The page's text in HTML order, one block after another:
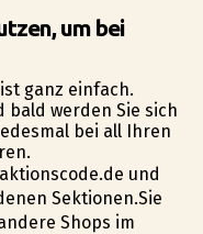
um bei
ganz einfach.
bald werden Sie sich
bei all Ihren
und
Sektionen.Sie
Shops im